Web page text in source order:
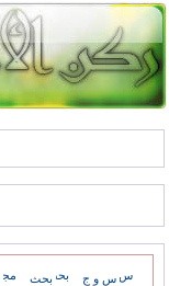
س و ج بحث